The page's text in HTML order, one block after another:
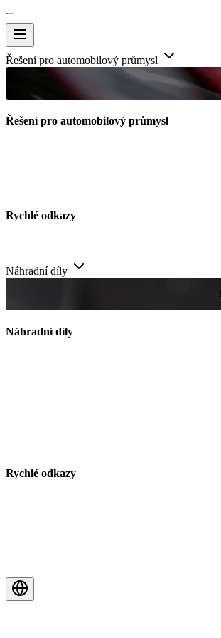
Řešení pro automobilový průmysl
Řešení pro automobilový průmysl
Rychlé odkazy
Náhradní díly
Náhradní díly
Rychlé odkazy